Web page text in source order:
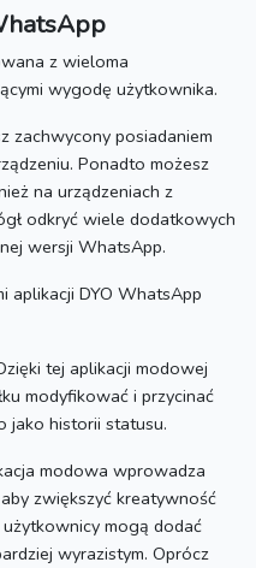
z wieloma
wygodę użytkownika.
zachwycony posiadaniem
Ponadto możesz
na urządzeniach z
odkryć wiele dodatkowych
wersji WhatsApp.
aplikacji DYO WhatsApp
tej aplikacji modowej
modyfikować i przycinać
jako historii statusu.
modowa wprowadza
zwiększyć kreatywność
mogą dodać
wyrazistym. Oprócz